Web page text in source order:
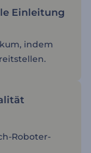
Einleitung
indem
Roboter-